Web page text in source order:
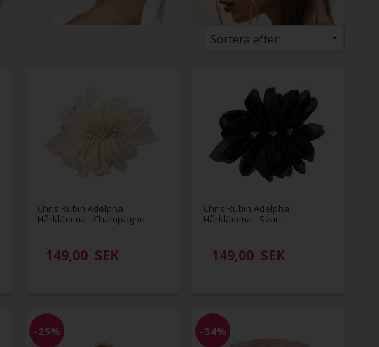
Chris Rubin Adelpha
Hårklämma - Champagne
149,00 SEK
Chris Rubin Adelpha
Hårklämma - Svart
149,00 SEK
-25% -34%